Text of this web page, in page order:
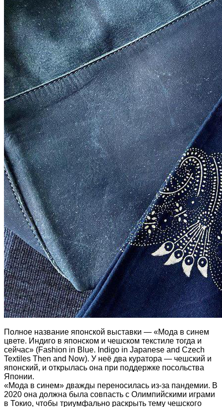
Полное название японской выставки — «Мода в синем
цвете. Индиго в японском и чешском текстиле тогда и
сейчас» (Fashion in Blue. Indigo in Japanese and Czech
Textiles Then and Now). У неё два куратора — чешский и
японский, и открылась она при поддержке посольства
Японии.
«Мода в синем» дважды переносилась из-за пандемии. В
2020 она должна была совпасть с Олимпийскими играми
в Токио, чтобы триумфально раскрыть тему чешского